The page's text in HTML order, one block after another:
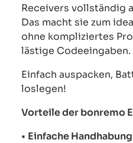
Receivers vollständig
Das macht sie zum
ohne kompliziertes
lästige Codeeingaben.
Einfach auspacken,
loslegen!
Vorteile der bonremo
• Einfache Handhabung